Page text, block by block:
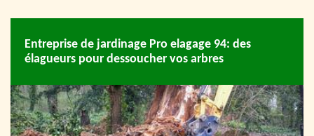
Entreprise de jardinage Pro elagage 94: des
élagueurs pour dessoucher vos arbres